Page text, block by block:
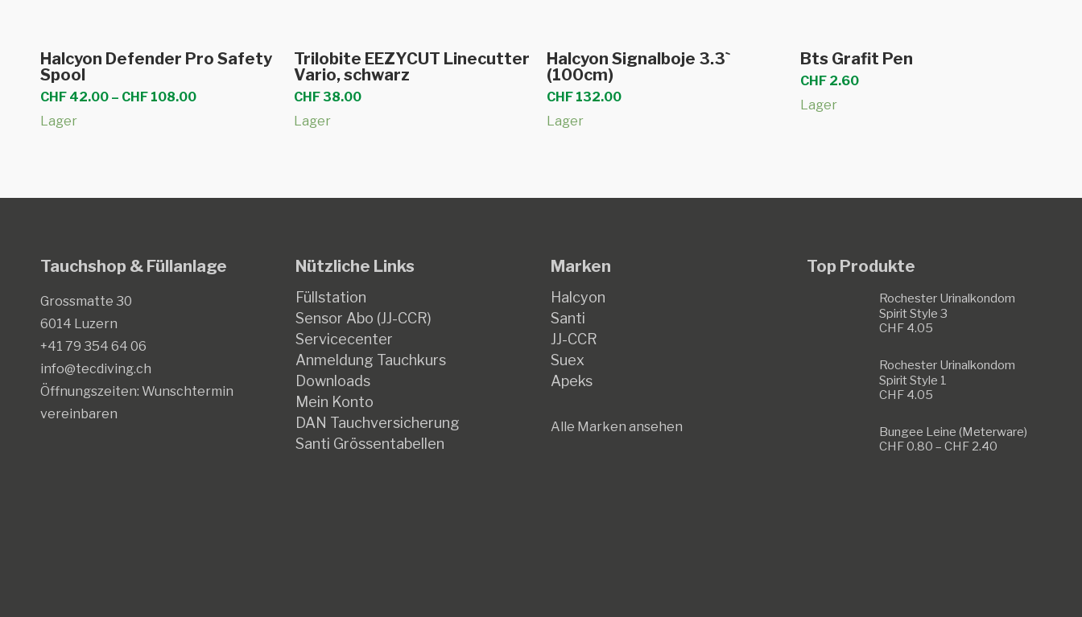
Ausführung wählen
Produkt
weist
mehrere
Optionen
der
Produktseite
gewählt
werden
Halcyon Defender Pro Safety
Spool
CHF 42.00 – CHF 108.00Preisspanne:
Lager
In den Warenkorb
Trilobite EEZYCUT Linecutter
Vario, schwarz
CHF38.00
Lager
In den Warenkorb
Halcyon Signalboje 3.3`
(100cm)
CHF 132.00
Lager
In den Warenkorb
Bts Grafit Pen
CHF 2.60
Lager
Tauchshop & Füllanlage
Grossmatte 30
6014 Luzern
+41 79 354 64 06
info@tecdiving.ch
Öffnungszeiten: Wunschtermin
vereinbaren
Nützliche Links
Füllstation
Sensor Abo (JJ-CCR)
Servicecenter
Anmeldung Tauchkurs
Downloads
Mein Konto
DAN Tauchversicherung
Santi Grössentabellen
Marken
Halcyon
Santi
JJ-CCR
Suex
Apeks
Alle Marken ansehen
Top Produkte
Rochester Urinalkondom
Spirit Style 3
CHF4.05
Rochester Urinalkondom
Spirit Style 1
CHF4.05
Bungee Leine (Meterware)
CHF0.80 – CHF2.40Preisspanne: